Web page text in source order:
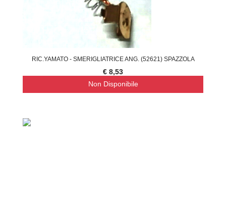
RIC.YAMATO - SMERIGLIATRICE ANG. (52621) SPAZZOLA
€ 8,53
Non Disponibile